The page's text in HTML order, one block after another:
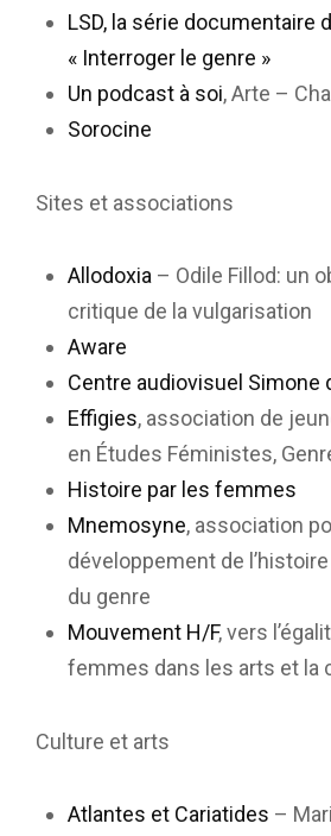
LSD, la série documentaire
« Interroger le genre »
Un podcast à soi, Arte –
Sorocine
Sites et associations
Allodoxia – Odile Fillod: un
critique de la vulgarisation
Aware
Centre audiovisuel Simone
Effigies, association de
en Études Féministes,
Histoire par les femmes
Mnemosyne, association
développement de
du genre
Mouvement H/F, vers
femmes dans les arts et la
Culture et arts
Atlantes et Cariatides –